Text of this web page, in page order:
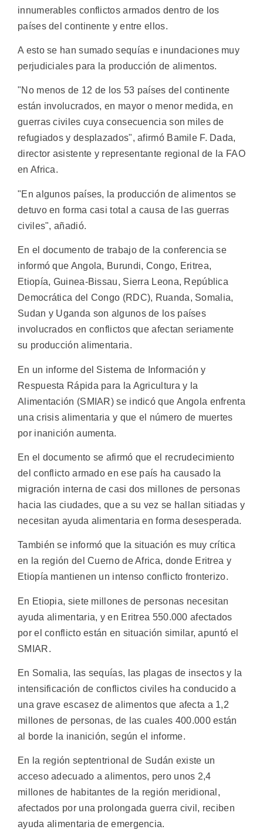
innumerables conflictos armados dentro de los
países del continente y entre ellos.
A esto se han sumado sequías e inundaciones muy
perjudiciales para la producción de alimentos.
"No menos de 12 de los 53 países del continente
están involucrados, en mayor o menor medida, en
guerras civiles cuya consecuencia son miles de
refugiados y desplazados", afirmó Bamile F. Dada,
director asistente y representante regional de la FAO
en Africa.
"En algunos países, la producción de alimentos se
detuvo en forma casi total a causa de las guerras
civiles", añadió.
En el documento de trabajo de la conferencia se
informó que Angola, Burundi, Congo, Eritrea,
Etiopía, Guinea-Bissau, Sierra Leona, República
Democrática del Congo (RDC), Ruanda, Somalia,
Sudan y Uganda son algunos de los países
involucrados en conflictos que afectan seriamente
su producción alimentaria.
En un informe del Sistema de Información y
Respuesta Rápida para la Agricultura y la
Alimentación (SMIAR) se indicó que Angola enfrenta
una crisis alimentaria y que el número de muertes
por inanición aumenta.
En el documento se afirmó que el recrudecimiento
del conflicto armado en ese país ha causado la
migración interna de casi dos millones de personas
hacia las ciudades, que a su vez se hallan sitiadas y
necesitan ayuda alimentaria en forma desesperada.
También se informó que la situación es muy crítica
en la región del Cuerno de Africa, donde Eritrea y
Etiopía mantienen un intenso conflicto fronterizo.
En Etiopia, siete millones de personas necesitan
ayuda alimentaria, y en Eritrea 550.000 afectados
por el conflicto están en situación similar, apuntó el
SMIAR.
En Somalia, las sequías, las plagas de insectos y la
intensificación de conflictos civiles ha conducido a
una grave escasez de alimentos que afecta a 1,2
millones de personas, de las cuales 400.000 están
al borde la inanición, según el informe.
En la región septentrional de Sudán existe un
acceso adecuado a alimentos, pero unos 2,4
millones de habitantes de la región meridional,
afectados por una prolongada guerra civil, reciben
ayuda alimentaria de emergencia.